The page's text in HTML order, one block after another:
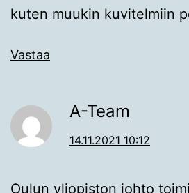
kuten muukin kuvitelmiin
Vastaa
A-Team
14.11.2021 10:12
Oulun yliopiston johto